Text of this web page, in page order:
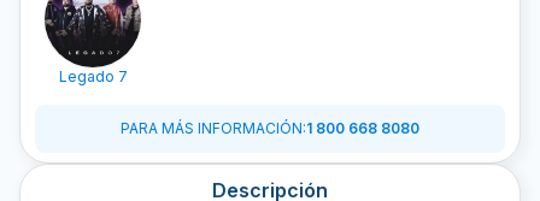
Legado 7
PARA MÁS INFORMACIÓN:1 800 668 8080
Descripción